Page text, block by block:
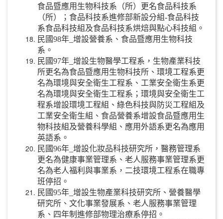
食品暨應用生物科技系（所）更名食品科技系
（所）；食品科技系進修部新設分組-食品科技
系食品科技組及食品科技系烘焙與點心科技組。
民國98年_增設營養系、食品暨應用生物科技
系。
民國97年_增設生物醫學工程系，生物產業科技
所更名為食品暨應用生物科技所、環境工程系更
名為環境與安全衛生工程系、工業安全衛生系更
名為環境與安全衛生工程系；環境與安全衛生工
程系增設環境工程組、綠色科技與防災工程組及
工業安全衛生組、食品營養系增設食品暨應用生
物科技組及營養科學組、應用外語系更名為應用
英語系。
民國96年_增設化妝品科技研究所，醫務管理系
更名為健康事業管理系、老人服務事業管理系更
名為老人福利與事業系，二技環境工程系在職專
班停招。
民國95年_增設生物產業科技研究所、營養醫學
研究所、文化事業發展系、老人服務事業管理
系、四年制進修部物理治療系停招。